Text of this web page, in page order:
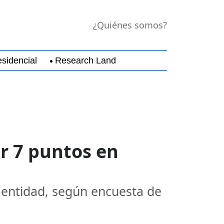
¿Quiénes somos?
Research Land
7 puntos en
según encuesta de